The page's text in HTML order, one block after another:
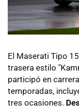
El Maserati Tipo
trasera estilo
participó en
temporadas,
tres ocasiones.